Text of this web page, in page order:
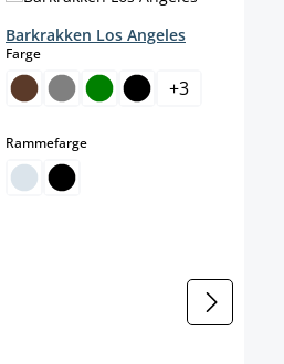
Barkrakken Los Angeles
Fargeselect
+3
Rammefargeselect